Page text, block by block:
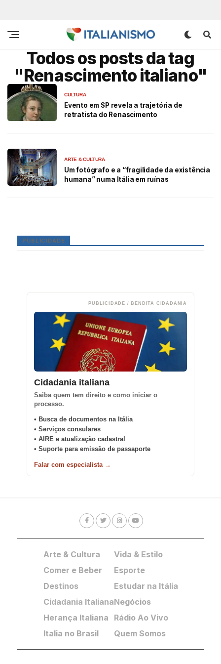
Todos os posts da tag
"Renascimento italiano"
CULTURA
Evento em SP revela a trajetória de
retratista do Renascimento
ARTE & CULTURA
Um fotógrafo e a “fragilidade da existência
humana” numa Itália em ruínas
PUBLICIDADE
PUBLICIDADE / BENDITA CIDADANIA
Cidadania italiana
Saiba quem tem direito e como iniciar o
processo.
• Busca de documentos na Itália
• Serviços consulares
• AIRE e atualização cadastral
• Suporte para emissão de passaporte
Falar com especialista →
Arte & Cultura
Comer e Beber
Destinos
Cidadania Italiana
Herança Italiana
Italia no Brasil
Vida & Estilo
Esporte
Estudar na Itália
Negócios
Rádio Ao Vivo
Quem Somos